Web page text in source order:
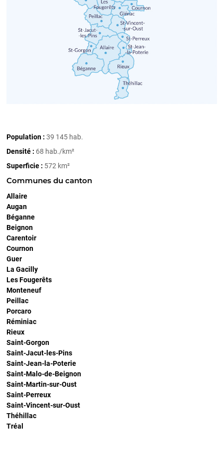
Population : 39 145 hab.
Densité : 68 hab./km²
Superficie : 572 km²
Communes du canton
Allaire
Augan
Béganne
Beignon
Carentoir
Cournon
Guer
La Gacilly
Les Fougerêts
Monteneuf
Peillac
Porcaro
Réminiac
Rieux
Saint-Gorgon
Saint-Jacut-les-Pins
Saint-Jean-la-Poterie
Saint-Malo-de-Beignon
Saint-Martin-sur-Oust
Saint-Perreux
Saint-Vincent-sur-Oust
Théhillac
Tréal